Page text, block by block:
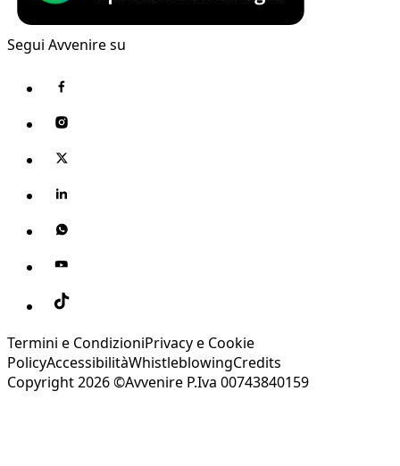
Segui Avvenire su
Termini e CondizioniPrivacy e Cookie
PolicyAccessibilitàWhistleblowingCredits
Copyright 2026 ©Avvenire P.Iva 00743840159